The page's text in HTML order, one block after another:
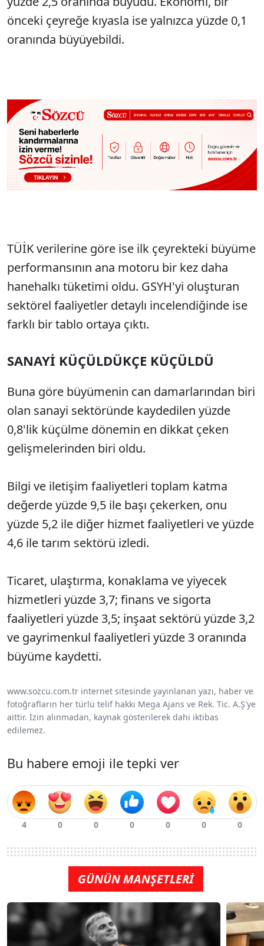
önceki çeyreğe kıyasla ise yalnızca yüzde 0,1
oranında büyüyebildi.
TÜİK verilerine göre ise ilk çeyrekteki büyüme
performansının ana motoru bir kez daha
hanehalkı tüketimi oldu. GSYH'yi oluşturan
sektörel faaliyetler detaylı incelendiğinde ise
farklı bir tablo ortaya çıktı.
SANAYİ KÜÇÜLDÜKÇE KÜÇÜLDÜ
Buna göre büyümenin can damarlarından biri
olan sanayi sektöründe kaydedilen yüzde
0,8'lik küçülme dönemin en dikkat çeken
gelişmelerinden biri oldu.
Bilgi ve iletişim faaliyetleri toplam katma
değerde yüzde 9,5 ile başı çekerken, onu
yüzde 5,2 ile diğer hizmet faaliyetleri ve yüzde
4,6 ile tarım sektörü izledi.
Ticaret, ulaştırma, konaklama ve yiyecek
hizmetleri yüzde 3,7; finans ve sigorta
faaliyetleri yüzde 3,5; inşaat sektörü yüzde 3,2
ve gayrimenkul faaliyetleri yüzde 3 oranında
büyüme kaydetti.
www.sozcu.com.tr internet sitesinde yayınlanan yazı, haber ve
fotoğrafların her türlü telif hakkı Mega Ajans ve Rek. Tic. A.Ş'ye
aittir. İzin alınmadan, kaynak gösterilerek dahi iktibas
edilemez.
Bu habere emoji ile tepki ver
GÜNÜN MANŞETLERİ